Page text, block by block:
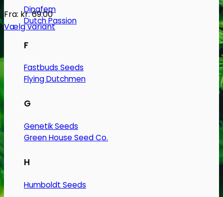
Dinafem
Dutch Passion
F
Fastbuds Seeds
Flying Dutchmen
G
Genetik Seeds
Green House Seed Co.
H
Humboldt Seeds
Fra: kr.69.00
Vælg variant
flere
Mulighederne
kan
vælges
på